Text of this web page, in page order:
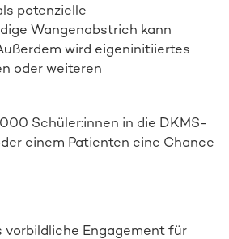
potenzielle
Wangenabstrich kann
wird eigeninitiiertes
oder weiteren
Schüler:innen in die DKMS-
einem Patienten eine Chance
vorbildliche Engagement für